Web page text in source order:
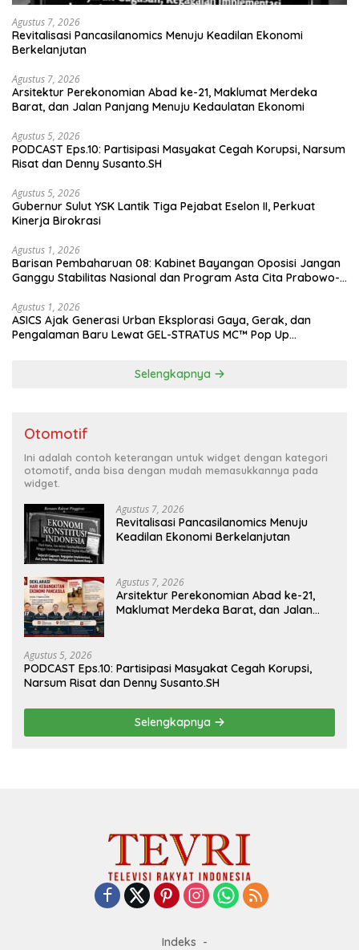
Agustus 7, 2026
Revitalisasi Pancasilanomics Menuju Keadilan Ekonomi
Berkelanjutan
Agustus 7, 2026
Arsitektur Perekonomian Abad ke-21, Maklumat Merdeka
Barat, dan Jalan Panjang Menuju Kedaulatan Ekonomi
Agustus 5, 2026
PODCAST Eps.10: Partisipasi Masyakat Cegah Korupsi, Narsum
Risat dan Denny Susanto.SH
Agustus 5, 2026
Gubernur Sulut YSK Lantik Tiga Pejabat Eselon II, Perkuat
Kinerja Birokrasi
Agustus 1, 2026
Barisan Pembaharuan 08: Kabinet Bayangan Oposisi Jangan
Ganggu Stabilitas Nasional dan Program Asta Cita Prabowo-
Agustus 1, 2026
ASICS Ajak Generasi Urban Eksplorasi Gaya, Gerak, dan
Pengalaman Baru Lewat GEL-STRATUS MC™ Pop Up
Selengkapnya
Otomotif
Ini adalah contoh keterangan untuk widget dengan kategori
otomotif, anda bisa dengan mudah memasukkannya pada
widget.
Agustus 7, 2026
Revitalisasi Pancasilanomics Menuju
Keadilan Ekonomi Berkelanjutan
Agustus 7, 2026
Arsitektur Perekonomian Abad ke-21,
Maklumat Merdeka Barat, dan Jalan
Agustus 5, 2026
PODCAST Eps.10: Partisipasi Masyakat Cegah Korupsi,
Narsum Risat dan Denny Susanto.SH
Selengkapnya
Indeks